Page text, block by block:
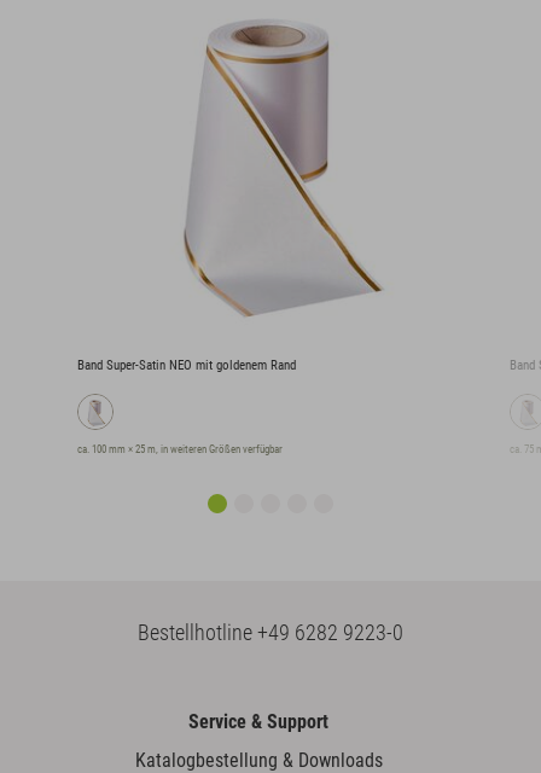
Band Super-Satin NEO mit goldenem Rand
ca. 100 mm × 25 m, in weiteren Größen verfügbar
Band
ca. 75
Bestellhotline+49 6282 9223-0
Service & Support
Katalogbestellung & Downloads